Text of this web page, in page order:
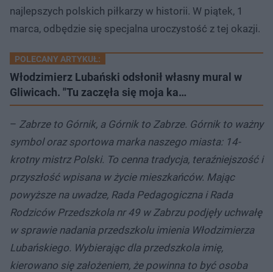
najlepszych polskich piłkarzy w historii. W piątek, 1
marca, odbędzie się specjalna uroczystość z tej okazji.
POLECANY ARTYKUŁ:
Włodzimierz Lubański odsłonił własny mural w
Gliwicach. "Tu zaczęła się moja ka…
– Zabrze to Górnik, a Górnik to Zabrze. Górnik to ważny
symbol oraz sportowa marka naszego miasta: 14-
krotny mistrz Polski. To cenna tradycja, teraźniejszość i
przyszłość wpisana w życie mieszkańców. Mając
powyższe na uwadze, Rada Pedagogiczna i Rada
Rodziców Przedszkola nr 49 w Zabrzu podjęły uchwałę
w sprawie nadania przedszkolu imienia Włodzimierza
Lubańskiego. Wybierając dla przedszkola imię,
kierowano się założeniem, że powinna to być osoba